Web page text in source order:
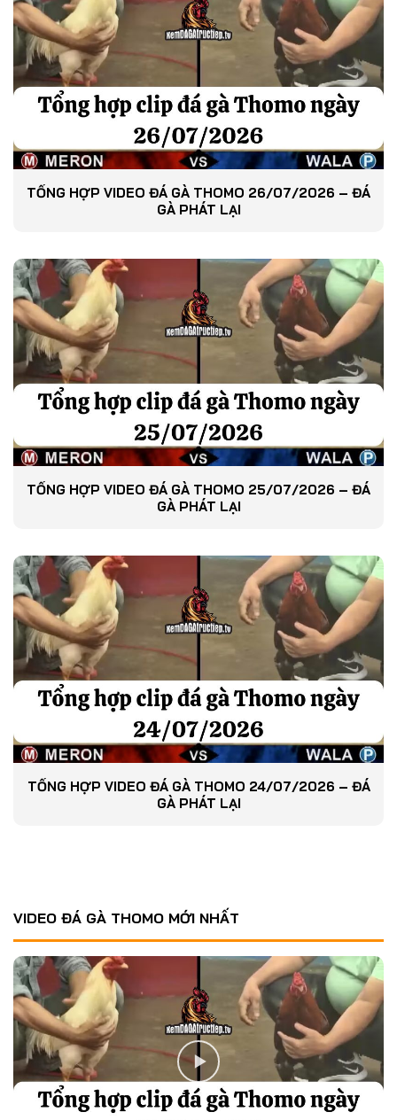
TỔNG HỢP VIDEO ĐÁ GÀ THOMO 26/07/2026 – ĐÁ
GÀ PHÁT LẠI
TỔNG HỢP VIDEO ĐÁ GÀ THOMO 25/07/2026 – ĐÁ
GÀ PHÁT LẠI
TỔNG HỢP VIDEO ĐÁ GÀ THOMO 24/07/2026 – ĐÁ
GÀ PHÁT LẠI
VIDEO ĐÁ GÀ THOMO MỚI NHẤT